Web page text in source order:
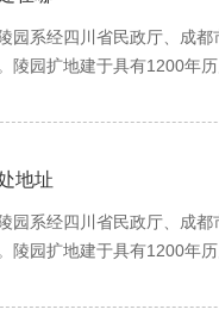
系经四川省民政厅、成都
陵园扩地建于具有1200年
梁玉砌，依山而上，浑然
地址
系经四川省民政厅、成都
陵园扩地建于具有1200年